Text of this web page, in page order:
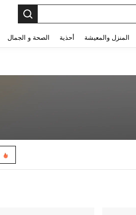
المنزل والمعيشة أحذية الصحة و الجمال